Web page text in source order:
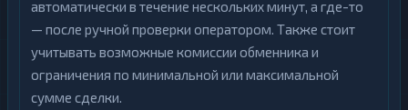
автоматически в течение нескольких минут, а где-то
— после ручной проверки оператором. Также стоит
учитывать возможные комиссии обменника и
ограничения по минимальной или максимальной
сумме сделки.